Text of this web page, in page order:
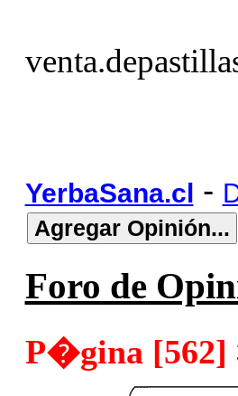
YerbaSana.cl -
Foro de
P�gina [562]